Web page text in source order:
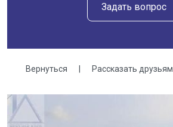
Задать вопрос
Вернуться | Рассказать друзьям
Галерея